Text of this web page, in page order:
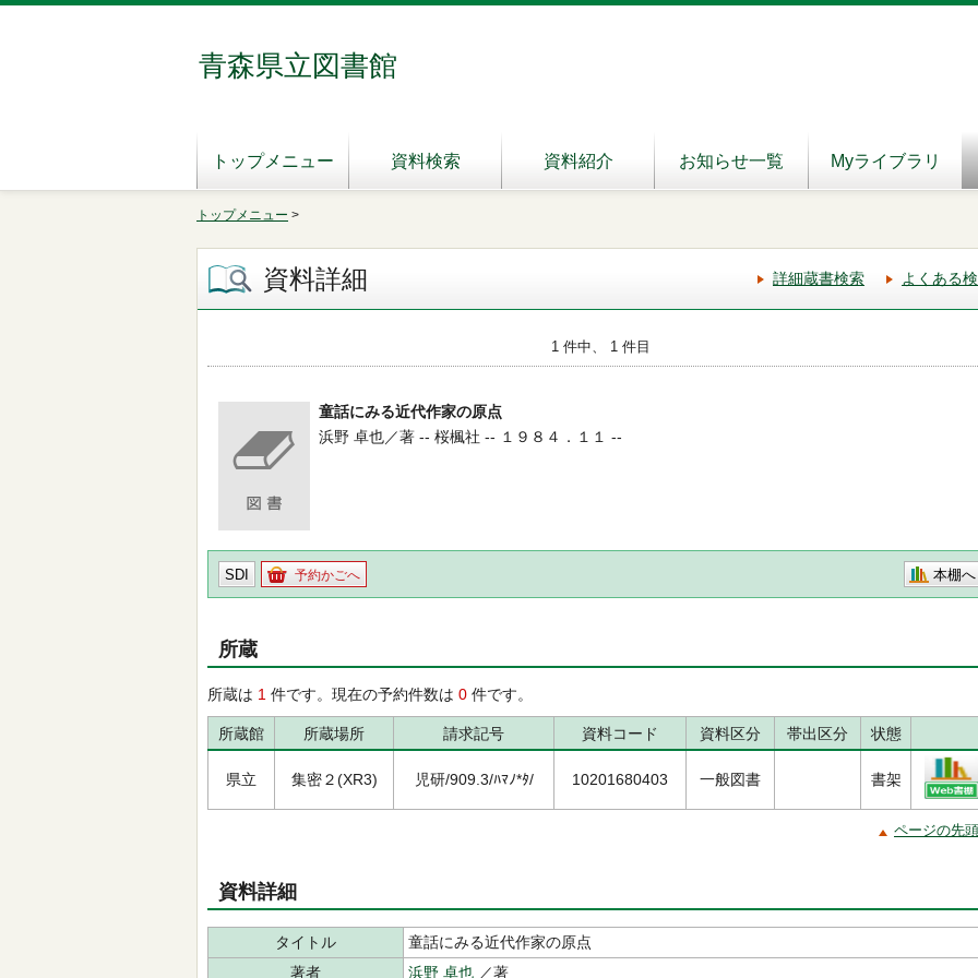
青森県立図書館
トップメニュー 資料検索 資料紹介 お知らせ一覧 Myライブラリ
トップメニュー >
資料詳細 詳細蔵書検索 よくある
1 件中、 1 件目
童話にみる近代作家の原点
浜野 卓也／著 -- 桜楓社 -- １９８４．１１ --
SDI 予約かごへ 本棚へ
所蔵
所蔵は 1 件です。現在の予約件数は 0 件です。
所蔵館 所蔵場所 請求記号 資料コード 資料区分 帯出区分 状態
県立 集密２(XR3) 児研/909.3/ﾊﾏﾉ*ﾀ/ 10201680403 一般図書 書架
ページの先
資料詳細
タイトル
童話にみる近代作家の原点
著者
浜野 卓也 ／著